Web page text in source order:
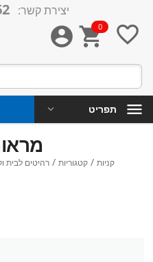
יצירת קשר:

0


תפריט
קניות / קטגוריות / רהיטים לבית